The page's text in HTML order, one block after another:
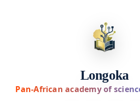
Longoka
Pan-African academy of